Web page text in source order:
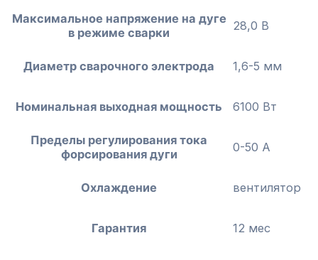
Максимальное напряжение на дуге
в режиме сварки
28,0 B
Диаметр сварочного электрода 1,6-5 мм
Номинальная выходная мощность 6100 Вт
Пределы регулирования тока
форсирования дуги
0-50 А
Охлаждение вентилятор
Гарантия 12 мес